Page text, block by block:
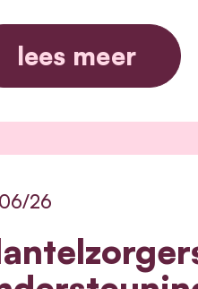
lees meer
26